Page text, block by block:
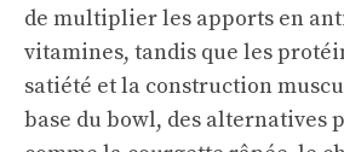
de multiplier les apports en
vitamines, tandis que les
satiété et la construction
base du bowl, des alternatives